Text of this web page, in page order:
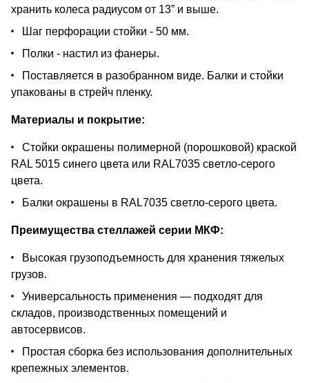
хранить колеса радиусом от 13” и выше.
Шаг перфорации стойки - 50 мм.
Полки - настил из фанеры.
Поставляется в разобранном виде. Балки и стойки
упакованы в стрейч пленку.
Материалы и покрытие:
Стойки окрашены полимерной (порошковой) краской
RAL 5015 синего цвета или RAL7035 светло-серого
цвета.
Балки окрашены в RAL7035 светло-серого цвета.
Преимущества стеллажей серии МКФ:
Высокая грузоподъемность для хранения тяжелых
грузов.
Универсальность применения — подходят для
складов, производственных помещений и
автосервисов.
Простая сборка без использования дополнительных
крепежных элементов.